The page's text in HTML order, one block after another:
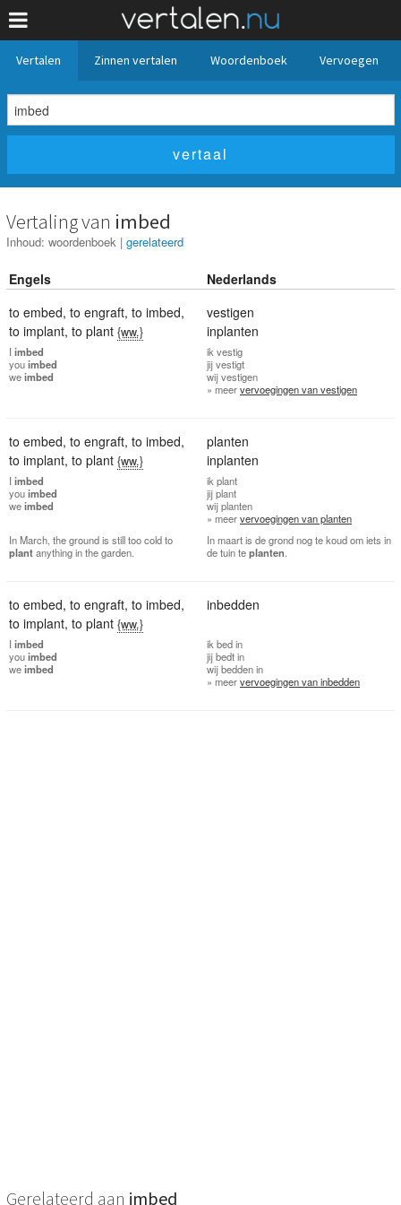
Vertalen Zinnen vertalen Woordenboek Vervoegen
Vertaling van imbed
Inhoud: woordenboek | gerelateerd
Engels
Nederlands
to embed, to engraft, to imbed,
to implant, to plant {ww.}
vestigen
inplanten
I imbed
youimbed
weimbed
ik vestig
jijvestigt
wijvestigen
» meervervoegingen van vestigen
to embed, to engraft, to imbed,
to implant, to plant {ww.}
planten
inplanten
I imbed
youimbed
weimbed
ik plant
jijplant
wijplanten
» meervervoegingen van planten
In March, the ground is still too cold to
plantanything in the garden.
In maart is de grond nog te koud om iets in
de tuin teplanten
to embed, to engraft, to imbed,
to implant, to plant {ww.}
inbedden
I imbed
youimbed
weimbed
ik bed in
jijbedt in
wijbedden in
» meervervoegingen van inbedden
Gerelateerd aan imbed